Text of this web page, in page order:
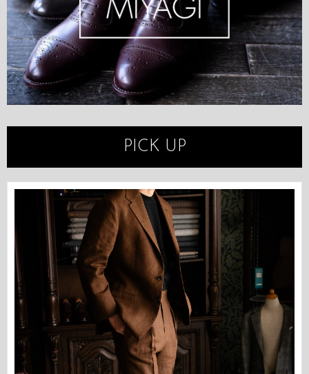
PICK UP